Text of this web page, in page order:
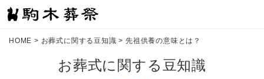
HOME > お葬式に関する豆知識 > 先祖供養の意味とは？
お葬式に関する豆知識